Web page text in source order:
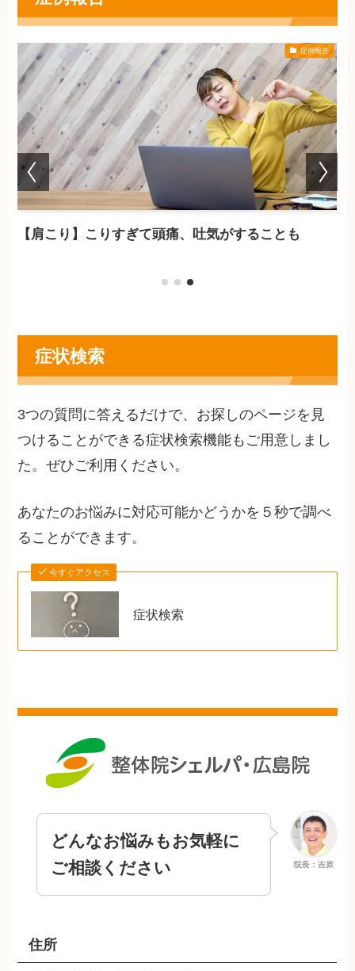
症例報告
【肩こり】こりすぎて頭痛、吐気がすることも
症状検索
3つの質問に答えるだけで、お探しのページを見
つけることができる症状検索機能もご用意しまし
た。ぜひご利用ください。
あなたのお悩みに対応可能かどうかを５秒で調べ
ることができます。
今すぐアクセス
症状検索
院長：吉原
どんなお悩みもお気軽に
ご相談ください
住所